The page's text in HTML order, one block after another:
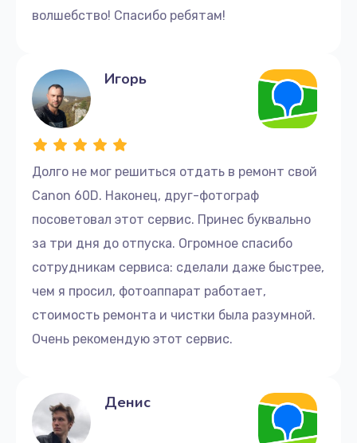
волшебство! Спасибо ребятам!
Долго не мог решиться отдать в ремонт свой
Canon 60D. Наконец, друг-фотограф
посоветовал этот сервис. Принес буквально
за три дня до отпуска. Огромное спасибо
сотрудникам сервиса: сделали даже быстрее,
чем я просил, фотоаппарат работает,
стоимость ремонта и чистки была разумной.
Очень рекомендую этот сервис.
Игорь
Денис